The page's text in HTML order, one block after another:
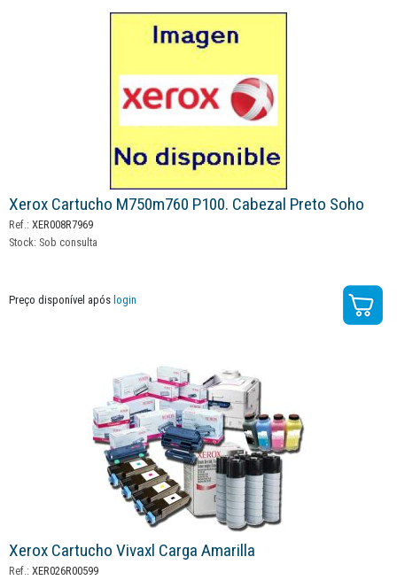
Xerox Cartucho M750m760 P100. Cabezal Preto Soho
Ref.: XER008R7969
Stock: Sob consulta
Preço disponível após login
Xerox Cartucho Vivaxl Carga Amarilla
Ref.: XER026R00599